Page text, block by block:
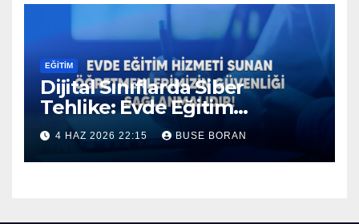
EĞİTİM
Dijital Sınıflarda Siber
Tehlike: Evde Eğitim
Uygulamalarında Büyük
Güvenlik Açığı!
4 HAZ 2026 22:15 BUSE BORAN